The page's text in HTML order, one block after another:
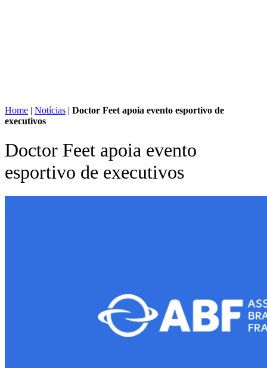
Home | Notícias | Doctor Feet apoia evento esportivo de
executivos
Doctor Feet apoia evento
esportivo de executivos